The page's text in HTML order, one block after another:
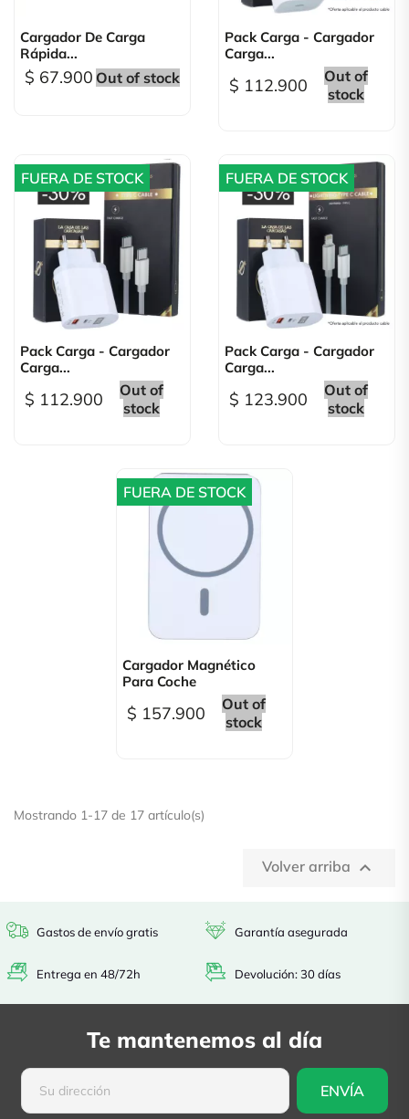
Cargador De Carga
Rápida...
$ 67.900 Out of stock
Pack Carga - Cargador
Carga...
$ 112.900
Out of
stock
Pack Carga - Cargador
Carga...
$ 112.900
Out of
stock
FUERA DE STOCK
Pack Carga - Cargador
Carga...
$ 123.900
Out of
stock
FUERA DE STOCK
Cargador Magnético
Para Coche
$ 157.900
Out of
stock
FUERA DE STOCK
Mostrando 1-17 de 17 artículo(s)
Volver arriba 
Gastos de envío gratis
Entrega en 48/72h
Garantía asegurada
Devolución: 30 días
Te mantenemos al día